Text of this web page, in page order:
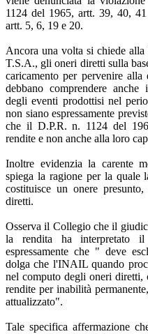
1124 del 1965, artt. 39, 40,
artt. 5, 6, 19 e 20.
Ancora una volta si chiede
T.S.A., gli oneri diretti sulla
caricamento per pervenire
debbano comprendere
degli eventi prodottisi nel
non siano espressamente
che il D.P.R. n. 1124 del
rendite e non anche alla loro
Inoltre evidenzia la carente
spiega la ragione per la quale
costituisce un onere
diretti.
Osserva il Collegio che il
la rendita ha interpretato il
espressamente che " deve
dolga che l'INAIL quando
nel computo degli oneri diretti,
rendite per inabilità
attualizzato".
Tale specifica affermazione